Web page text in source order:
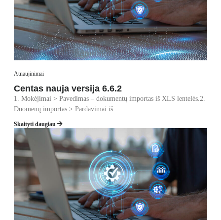
Atnaujinimai
Centas nauja versija 6.6.2
1. Mokėjimai > Pavedimas – dokumentų importas iš XLS lentelės.2.
Duomenų importas > Pardavimai iš
Skaityti daugiau